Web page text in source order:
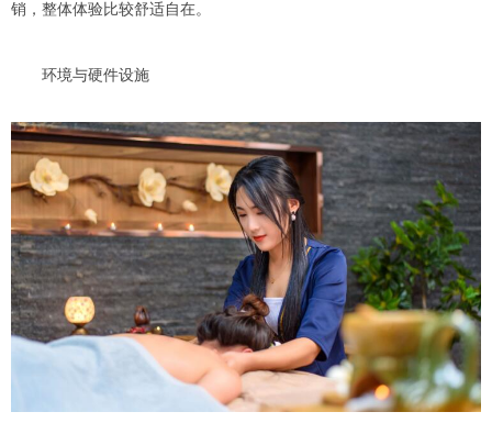
销，整体体验比较舒适自在。
环境与硬件设施